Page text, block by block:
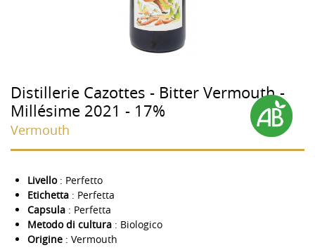
Distillerie Cazottes - Bitter Vermouth -
Millésime 2021 - 17%
Vermouth
Livello: Perfetto
Etichetta : Perfetta
Capsula : Perfetta
Metodo di cultura : Biologico
Origine : Vermouth